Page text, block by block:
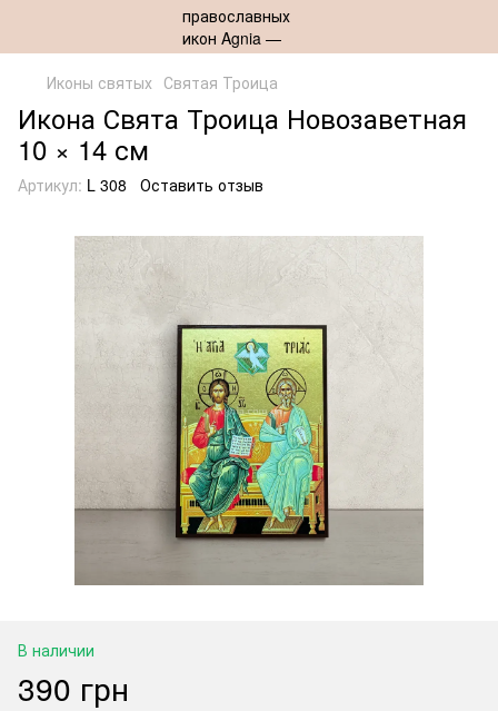
Иконы святых Святая Троица
Икона Свята Троица Новозаветная
10 × 14 см
Артикул: L 308 Оставить отзыв
В наличии
390 грн